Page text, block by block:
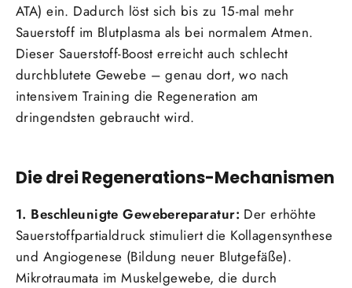
ATA) ein. Dadurch löst sich bis zu 15-mal mehr
Sauerstoff im Blutplasma als bei normalem Atmen.
Dieser Sauerstoff-Boost erreicht auch schlecht
durchblutete Gewebe – genau dort, wo nach
intensivem Training die Regeneration am
dringendsten gebraucht wird.
Die drei Regenerations-Mechanismen
1. Beschleunigte Gewebereparatur: Der erhöhte
Sauerstoffpartialdruck stimuliert die Kollagensynthese
und Angiogenese (Bildung neuer Blutgefäße).
Mikrotraumata im Muskelgewebe, die durch